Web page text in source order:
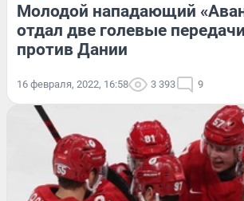
Молодой нападающий
отдал две голевые
против Дании
16 февраля, 2022, 16:58 3 393 9